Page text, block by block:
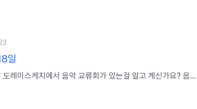
일
레미스케치에서 음악 교류회가 있는걸 알고 계신가요? 음...